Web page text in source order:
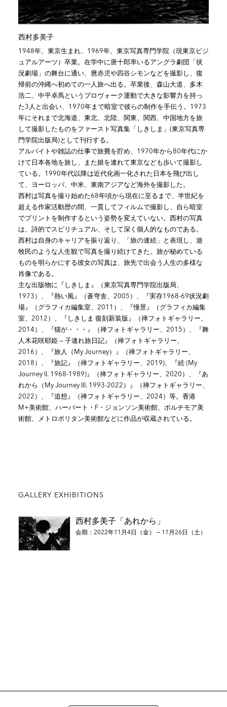
西村多美子
1948年、東京生まれ、1969年、東京写真専門学院（現東京ビジ
ュアルアーツ）卒業。在学中に唐十郎率いるアングラ劇団「状
況劇場」の舞台に通い、麿赤児や四谷シモンなどを撮影し、復
帰前の沖縄へ初めての一人旅へ出る。卒業後、森山大道、多木
浩二、中平卓馬というプロヴォーク運動で大きな影響力を持っ
た3人と出会い、1970年まで暗室で彼らの制作を手伝う。1973
年にそれまで北海道、東北、北陸、関東、関西、中国地方を旅
して撮影したものをファースト写真集「しきしま」(東京写真専
門学院出版局)として刊行する。
アルバイトや雑誌の仕事で旅費を貯め、1970年から80年代にか
けて日本各地を旅し、また娘を連れて東京なども歩いて撮影し
ている。1990年代以降は近代化画一化された日本を飛び出し
て、ヨーロッパ、中米、東南アジアなど海外を撮影した。
西村は写真を撮り始めた68年頃から現在に至るまで、半世紀を
超える作家活動歴の間、一貫してフィルムで撮影し、自ら暗室
でプリントを制作するという姿勢を変えていない。西村の写真
は、詩的でスピリチュアル、そして深く個人的なものである。
西村は自身のキャリアを振り返り、「旅の連続」と表現し、遊
牧民のような人生観で写真を撮り続けてきた。旅が秘めている
ものを明らかにする彼女の写真は、旅先で出会う人生の多様な
肖像である。
主な出版物に『しきしま』（東京写真専門学院出版局、
1973）、『熱い風』（蒼穹舎、2005）、『実存1968-69状況劇
場』（グラフィカ編集室、2011）、『憧景』（グラフィカ編集
室、2012）、『しきしま 復刻新装版』（禅フォトギャラリー、
2014）、『猫が・・・』（禅フォトギャラリー、2015）、『舞
人木花咲耶姫 — 子連れ旅日記』（禅フォトギャラリー、
2016）、『旅人（My Journey）』（禅フォトギャラリー、
2018）、『旅記』（禅フォトギャラリー、2019)、『続 (My
Journey II. 1968-1989)』（禅フォトギャラリー、2020）、『あ
れから（My Journey III. 1993-2022）』（禅フォトギャラリー、
2022）、『追想』（禅フォトギャラリー、2024）等。香港
M+美術館、ハーバート・F・ジョンソン美術館、ボルチモア美
術館、メトロポリタン美術館などに作品が収蔵されている。
GALLERY EXHIBITIONS
西村多美子「あれから」
会期：2022年11月4日（金） — 11月26日（土）